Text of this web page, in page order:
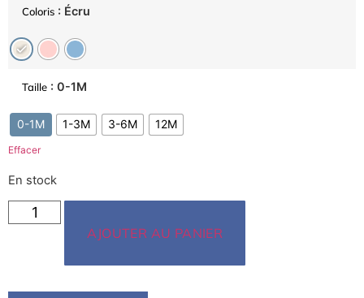
Coloris : Écru
Taille : 0-1M
0-1M 1-3M 3-6M 12M
Effacer
En stock
AJOUTER AU PANIER